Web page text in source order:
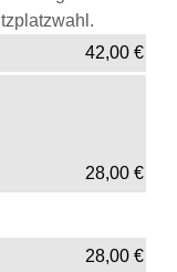
42,00€
28,00€
28,00€